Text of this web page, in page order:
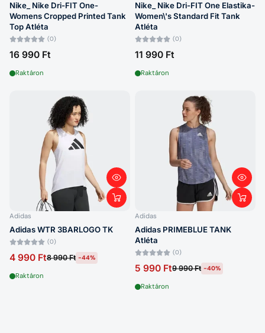
Nike_ Nike Dri-FIT One-
Womens Cropped Printed Tank
Top Atléta
(0)
16 990 Ft
Raktáron
Nike_ Nike Dri-FIT One Elastika-
Women\'s Standard Fit Tank
Atléta
(0)
11 990 Ft
Raktáron
Adidas
Adidas WTR 3BARLOGO TK
(0)
4 990 Ft8 990 Ft -44%
Raktáron
Adidas
Adidas PRIMEBLUE TANK
Atléta
(0)
5 990 Ft9 990 Ft -40%
Raktáron